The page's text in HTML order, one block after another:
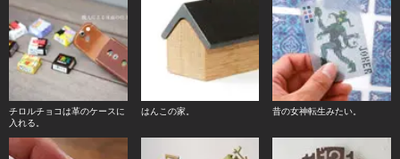
チロルチョコは革のケースに
入れる。
はんこの家。 昔の女神転生みたい。